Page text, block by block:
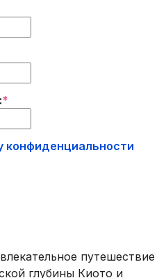
*
конфиденциальности
путешествие
глубины Киото и